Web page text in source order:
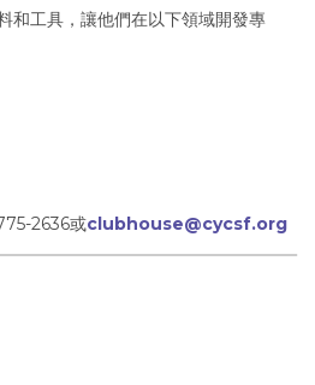
和工具，讓他們在以下領域開發專
2636或clubhouse@cycsf.org